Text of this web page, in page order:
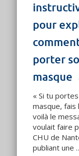
pour
porter
masque
« Si tu
masque, fais
voilà le
voulait faire
CHU de
publiant une